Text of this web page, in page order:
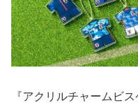
『アクリルチャームビ